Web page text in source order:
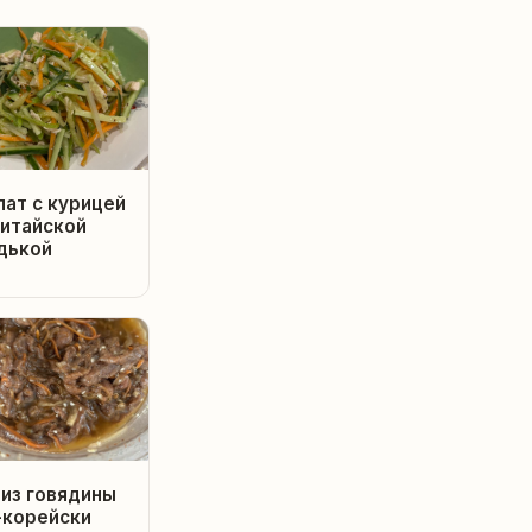
с курицей
говядины